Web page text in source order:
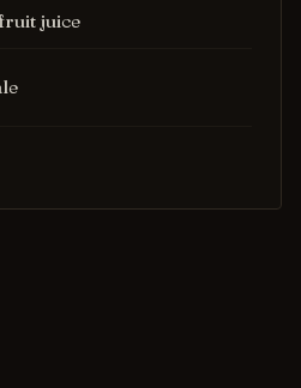
juice